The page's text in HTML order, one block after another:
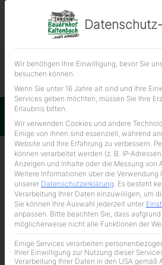
Rindersalami
32,90 € / kg
Wir benötigen Ihre Einwilligung, bevor Sie
besuchen können.
Wenn Sie unter 16 Jahre alt sind und Ihre
Services geben möchten, müssen Sie Ihre
Erlaubnis bitten.
Wir verwenden Cookies und andere
Einige von ihnen sind essenziell, während
Website und Ihre Erfahrung zu verbessern.
können verarbeitet werden (z. B. IP-
Anzeigen und Inhalte oder die Messung von
Weitere Informationen über die Verwendung
unserer Datenschutzerklärung. Es besteht
Verarbeitung Ihrer Daten einzuwilligen, um
Sie können Ihre Auswahl jederzeit unter
anpassen. Bitte beachten Sie, dass
möglicherweise nicht alle Funktionen der
Einige Services verarbeiten
Ihrer Einwilligung zur Nutzung dieser
Verarbeitung Ihrer Daten in den USA gemäß